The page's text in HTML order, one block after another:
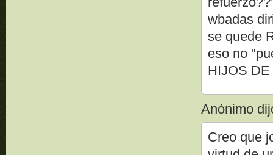
wbadas
se quede
eso no
HIJOS
Anónimo
Creo que